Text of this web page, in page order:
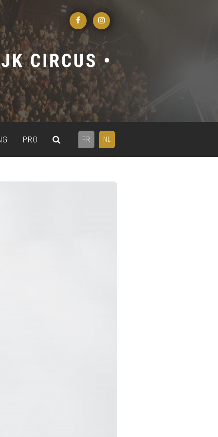
FR NL
PRO